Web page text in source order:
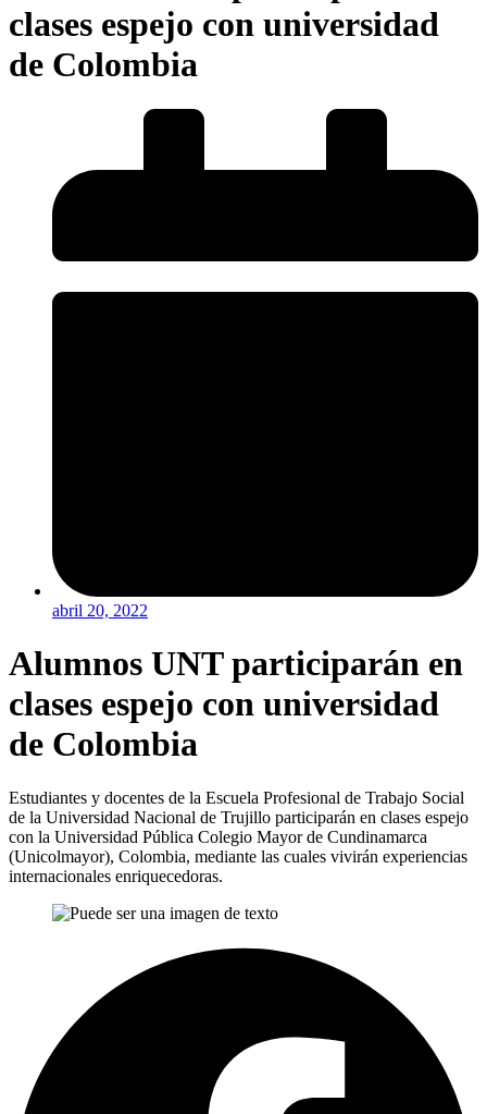
clases espejo con universidad
de Colombia
abril 20, 2022
Alumnos UNT participarán en
clases espejo con universidad
de Colombia
Estudiantes y docentes de la Escuela Profesional de Trabajo Social
de la Universidad Nacional de Trujillo participarán en clases espejo
con la Universidad Pública Colegio Mayor de Cundinamarca
(Unicolmayor), Colombia, mediante las cuales vivirán experiencias
internacionales enriquecedoras.